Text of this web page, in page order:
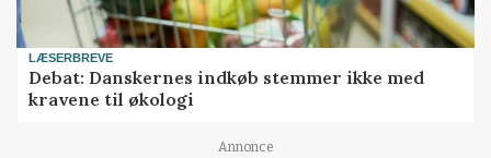
LÆSERBREVE
Debat: Danskernes indkøb stemmer ikke med
kravene til økologi
Annonce